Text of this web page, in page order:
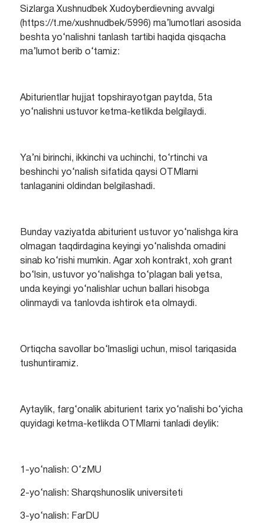
Sizlarga Xushnudbek Xudoyberdievning avvalgi
(https://t.me/xushnudbek/5996) ma’lumotlari asosida
beshta yo‘nalishni tanlash tartibi haqida qisqacha
ma’lumot berib o‘tamiz:
Abiturientlar hujjat topshirayotgan paytda, 5ta
yo‘nalishni ustuvor ketma-ketlikda belgilaydi.
Ya’ni birinchi, ikkinchi va uchinchi, to‘rtinchi va
beshinchi yo‘nalish sifatida qaysi OTMlarni
tanlaganini oldindan belgilashadi.
Bunday vaziyatda abiturient ustuvor yo‘nalishga kira
olmagan taqdirdagina keyingi yo‘nalishda omadini
sinab ko‘rishi mumkin. Agar xoh kontrakt, xoh grant
bo‘lsin, ustuvor yo‘nalishga to‘plagan bali yetsa,
unda keyingi yo‘nalishlar uchun ballari hisobga
olinmaydi va tanlovda ishtirok eta olmaydi.
Ortiqcha savollar bo‘lmasligi uchun, misol tariqasida
tushuntiramiz.
Aytaylik, farg‘onalik abiturient tarix yo‘nalishi bo‘yicha
quyidagi ketma-ketlikda OTMlarni tanladi deylik:
1-yo‘nalish: O‘zMU
2-yo‘nalish: Sharqshunoslik universiteti
3-yo‘nalish: FarDU